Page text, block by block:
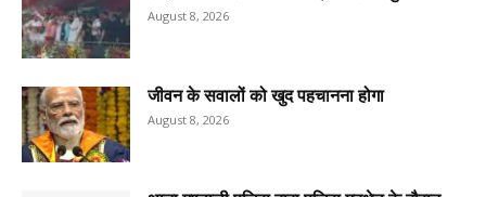
August 8, 2026
जीवन के सवालों को खुद पहचानना होगा
August 8, 2026